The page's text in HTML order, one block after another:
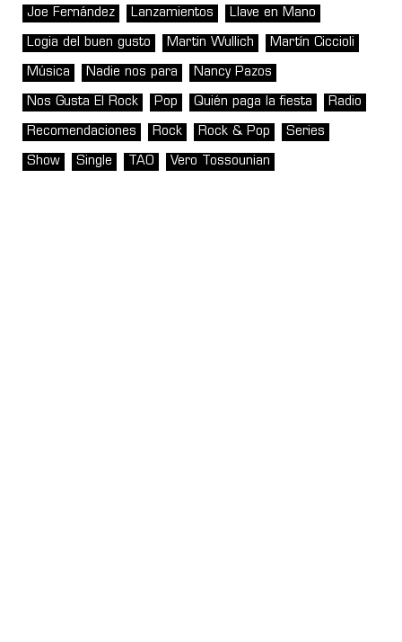
Joe Fernández Lanzamientos Llave en Mano
Logia del buen gusto Martin Wullich Martín Ciccioli
Música Nadie nos para Nancy Pazos
Nos Gusta El Rock Pop Quién paga la fiesta Radio
Recomendaciones Rock Rock & Pop Series
Show Single TAO Vero Tossounian